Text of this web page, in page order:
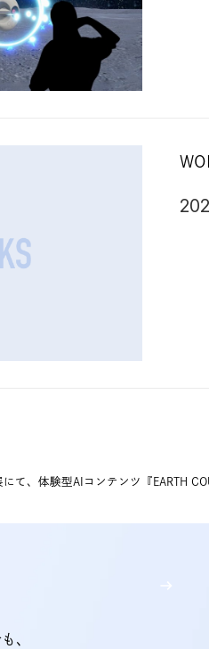
て、体験型AIコンテンツ『EARTH
、